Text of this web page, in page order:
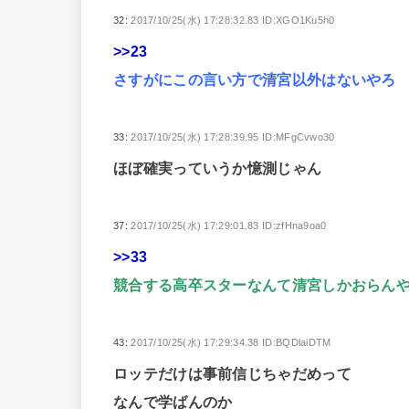
32:2017/10/25(水) 17:28:32.83 ID:XGO1Ku5h0
>>23
さすがにこの言い方で清宮以外はないやろ
33:2017/10/25(水) 17:28:39.95 ID:MFgCvwo30
ほぼ確実っていうか憶測じゃん
37:2017/10/25(水) 17:29:01.83 ID:zfHna9oa0
>>33
競合する高卒スターなんて清宮しかおらん
43:2017/10/25(水) 17:29:34.38 ID:BQDlaiDTM
ロッテだけは事前信じちゃだめって
なんで学ばんのか